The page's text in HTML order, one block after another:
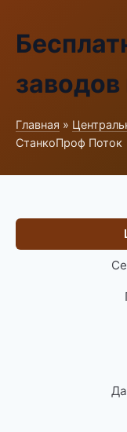
Главная »
СтанкоПроф Поток